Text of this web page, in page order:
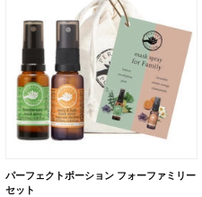
パーフェクトポーション フォーファミリー
セット